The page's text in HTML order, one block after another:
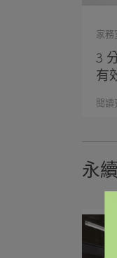
家
3
有
閱讀
永